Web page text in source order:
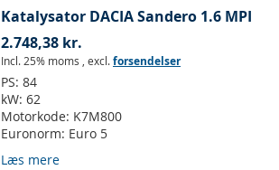
Katalysator DACIA Sandero 1.6 MPI
2.748,38 kr.
Incl. 25% moms , excl.forsendelser
PS: 84
kW: 62
Motorkode: K7M800
Euronorm: Euro 5
Læs mere